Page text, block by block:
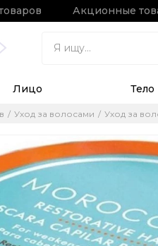
Акционные
Лицо Тело
Уход за волосами Уход за